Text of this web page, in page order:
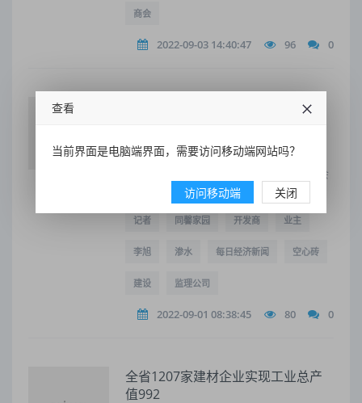
商会
2022-09-03 14:40:47 96 0
台区住建委的工作人员将其定性为质量问
题，要求开发商认真处理。然而，对于空心
砖的使用，开发商给出的答复则是“在四方会
记者 同馨家园 开发商 业主
李旭 渗水 每日经济新闻 空心砖
建设 监理公司
2022-09-01 08:38:45 80 0
全省1207家建材企业实现工业总产
值992
查看
当前界面是电脑端界面，需要访问移动端网站吗？
访问移动端 关闭